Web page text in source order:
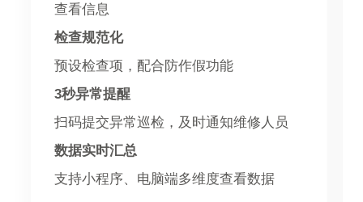
查看信息
检查规范化
预设检查项，配合防作假功能
3秒异常提醒
扫码提交异常巡检，及时通知维修人员
数据实时汇总
支持小程序、电脑端多维度查看数据